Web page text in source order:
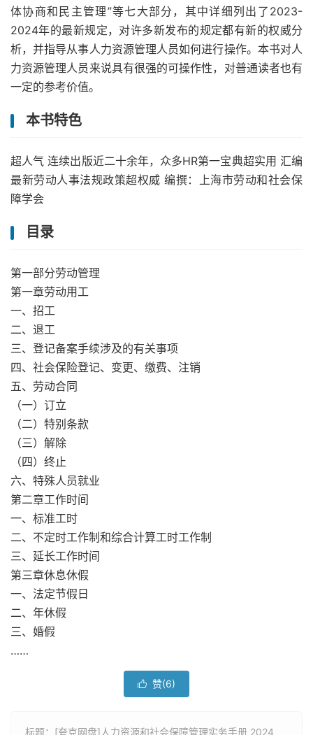
体协商和民主管理”等七大部分，其中详细列出了2023-
2024年的最新规定，对许多新发布的规定都有新的权威分
析，并指导从事人力资源管理人员如何进行操作。本书对人
力资源管理人员来说具有很强的可操作性，对普通读者也有
一定的参考价值。
本书特色
超人气 连续出版近二十余年，众多HR第一宝典超实用 汇编
最新劳动人事法规政策超权威 编撰：上海市劳动和社会保
障学会
目录
第一部分劳动管理
第一章劳动用工
一、招工
二、退工
三、登记备案手续涉及的有关事项
四、社会保险登记、变更、缴费、注销
五、劳动合同
（一）订立
（二）特别条款
（三）解除
（四）终止
六、特殊人员就业
第二章工作时间
一、标准工时
二、不定时工作制和综合计算工时工作制
三、延长工作时间
第三章休息休假
一、法定节假日
二、年休假
三、婚假
……
 赞(6)
标题：[夸克网盘]人力资源和社会保障管理实务手册 2024